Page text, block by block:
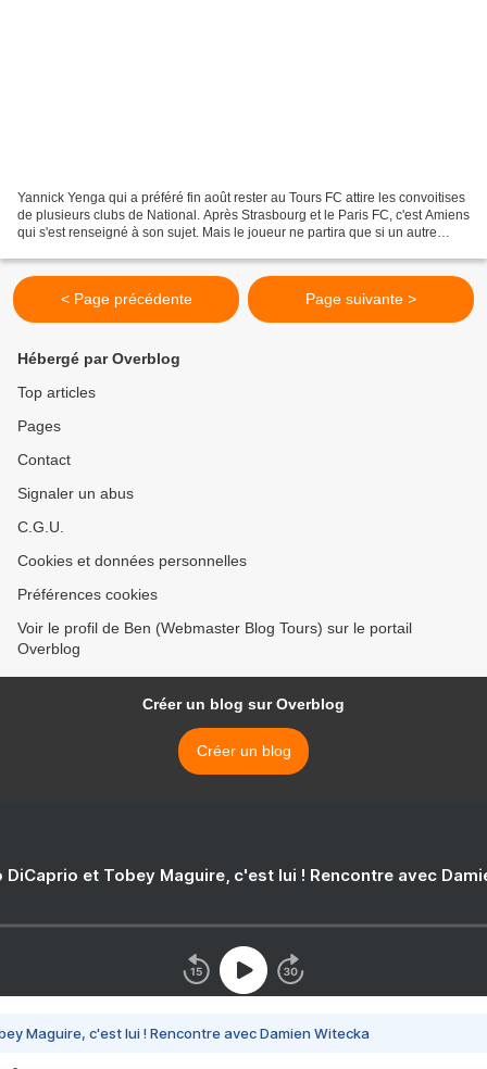
Yannick Yenga qui a préféré fin août rester au Tours FC attire les convoitises
de plusieurs clubs de National. Après Strasbourg et le Paris FC, c'est Amiens
qui s'est renseigné à son sujet. Mais le joueur ne partira que si un autre
< Page précédente Page suivante >
Hébergé par Overblog
Top articles
Pages
Contact
Signaler un abus
C.G.U.
Cookies et données personnelles
Préférences cookies
Voir le profil de Ben (Webmaster Blog Tours) sur le portail
Overblog
Créer un blog sur Overblog
Créer un blog
DiCaprio et Tobey Maguire, c'est lui ! Rencontre avec
Maguire, c'est lui ! Rencontre avec Damien Witecka